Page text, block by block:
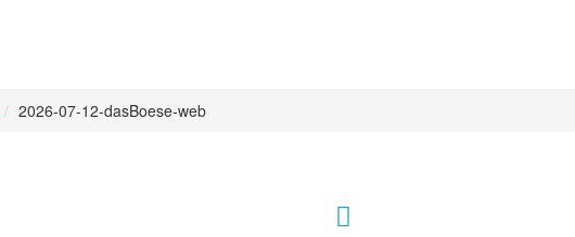
2026-07-12-dasBoese-web